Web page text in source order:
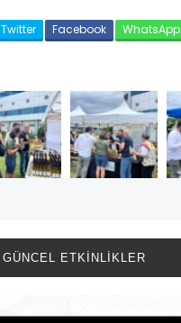
Twitter Facebook WhatsApp
GÜNCEL ETKINLIKLER